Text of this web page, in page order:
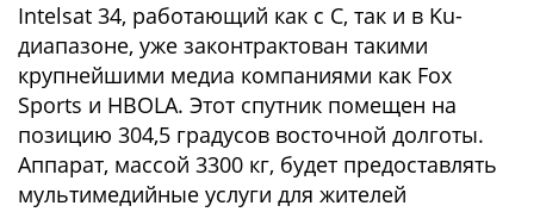
Intelsat 34, работающий как с C, так и в Ku-
диапазоне, уже законтрактован такими
крупнейшими медиа компаниями как Fox
Sports и HBOLA. Этот спутник помещен на
позицию 304,5 градусов восточной долготы.
Аппарат, массой 3300 кг, будет предоставлять
мультимедийные услуги для жителей